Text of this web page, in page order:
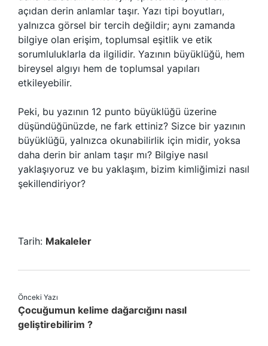
açıdan derin anlamlar taşır. Yazı tipi boyutları,
yalnızca görsel bir tercih değildir; aynı zamanda
bilgiye olan erişim, toplumsal eşitlik ve etik
sorumluluklarla da ilgilidir. Yazının büyüklüğü, hem
bireysel algıyı hem de toplumsal yapıları
etkileyebilir.
Peki, bu yazının 12 punto büyüklüğü üzerine
düşündüğünüzde, ne fark ettiniz? Sizce bir yazının
büyüklüğü, yalnızca okunabilirlik için midir, yoksa
daha derin bir anlam taşır mı? Bilgiye nasıl
yaklaşıyoruz ve bu yaklaşım, bizim kimliğimizi nasıl
şekillendiriyor?
Tarih: Makaleler
Önceki Yazı
Çocuğumun kelime dağarcığını nasıl
geliştirebilirim ?